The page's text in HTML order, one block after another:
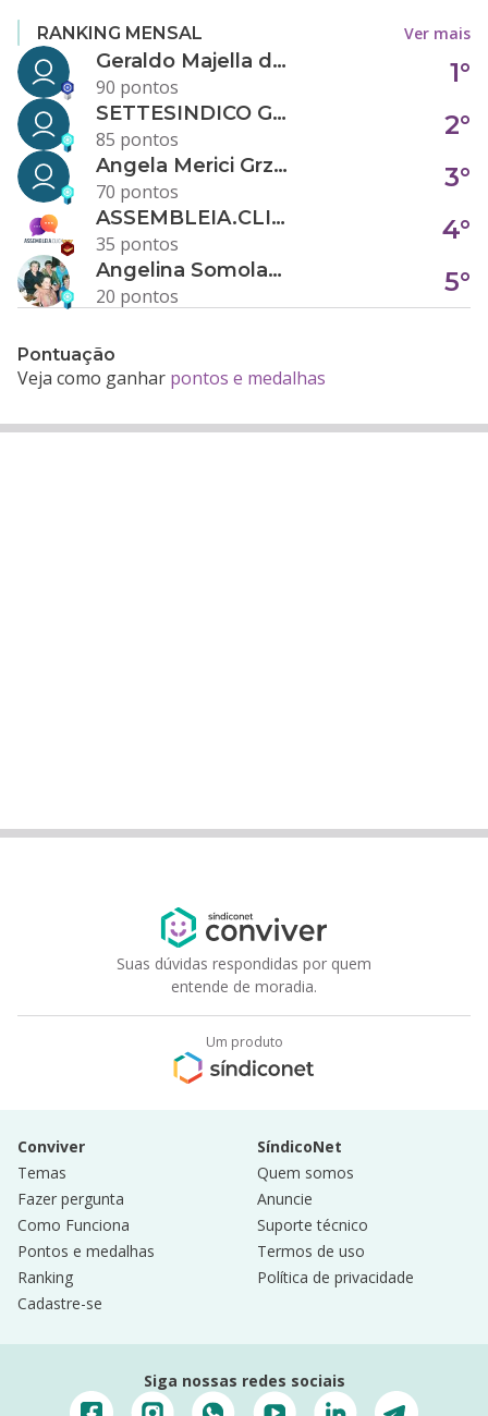
RANKING MENSAL Ver mais
Geraldo Majella da Silva
90 pontos
1°
SETTESINDICO GOVERNANÇA CONDOMINIAL
85 pontos
2°
Angela Merici Grzybowski
70 pontos
3°
ASSEMBLEIA.CLICK
35 pontos
4°
Angelina Somolanji R. Oliveira
20 pontos
5°
Pontuação
Veja como ganhar pontos e medalhas
Suas dúvidas respondidas por quem
entende de moradia.
Um produto
Conviver
Temas
Fazer pergunta
Como Funciona
Pontos e medalhas
Ranking
Cadastre-se
SíndicoNet
Quem somos
Anuncie
Suporte técnico
Termos de uso
Política de privacidade
Siga nossas redes sociais